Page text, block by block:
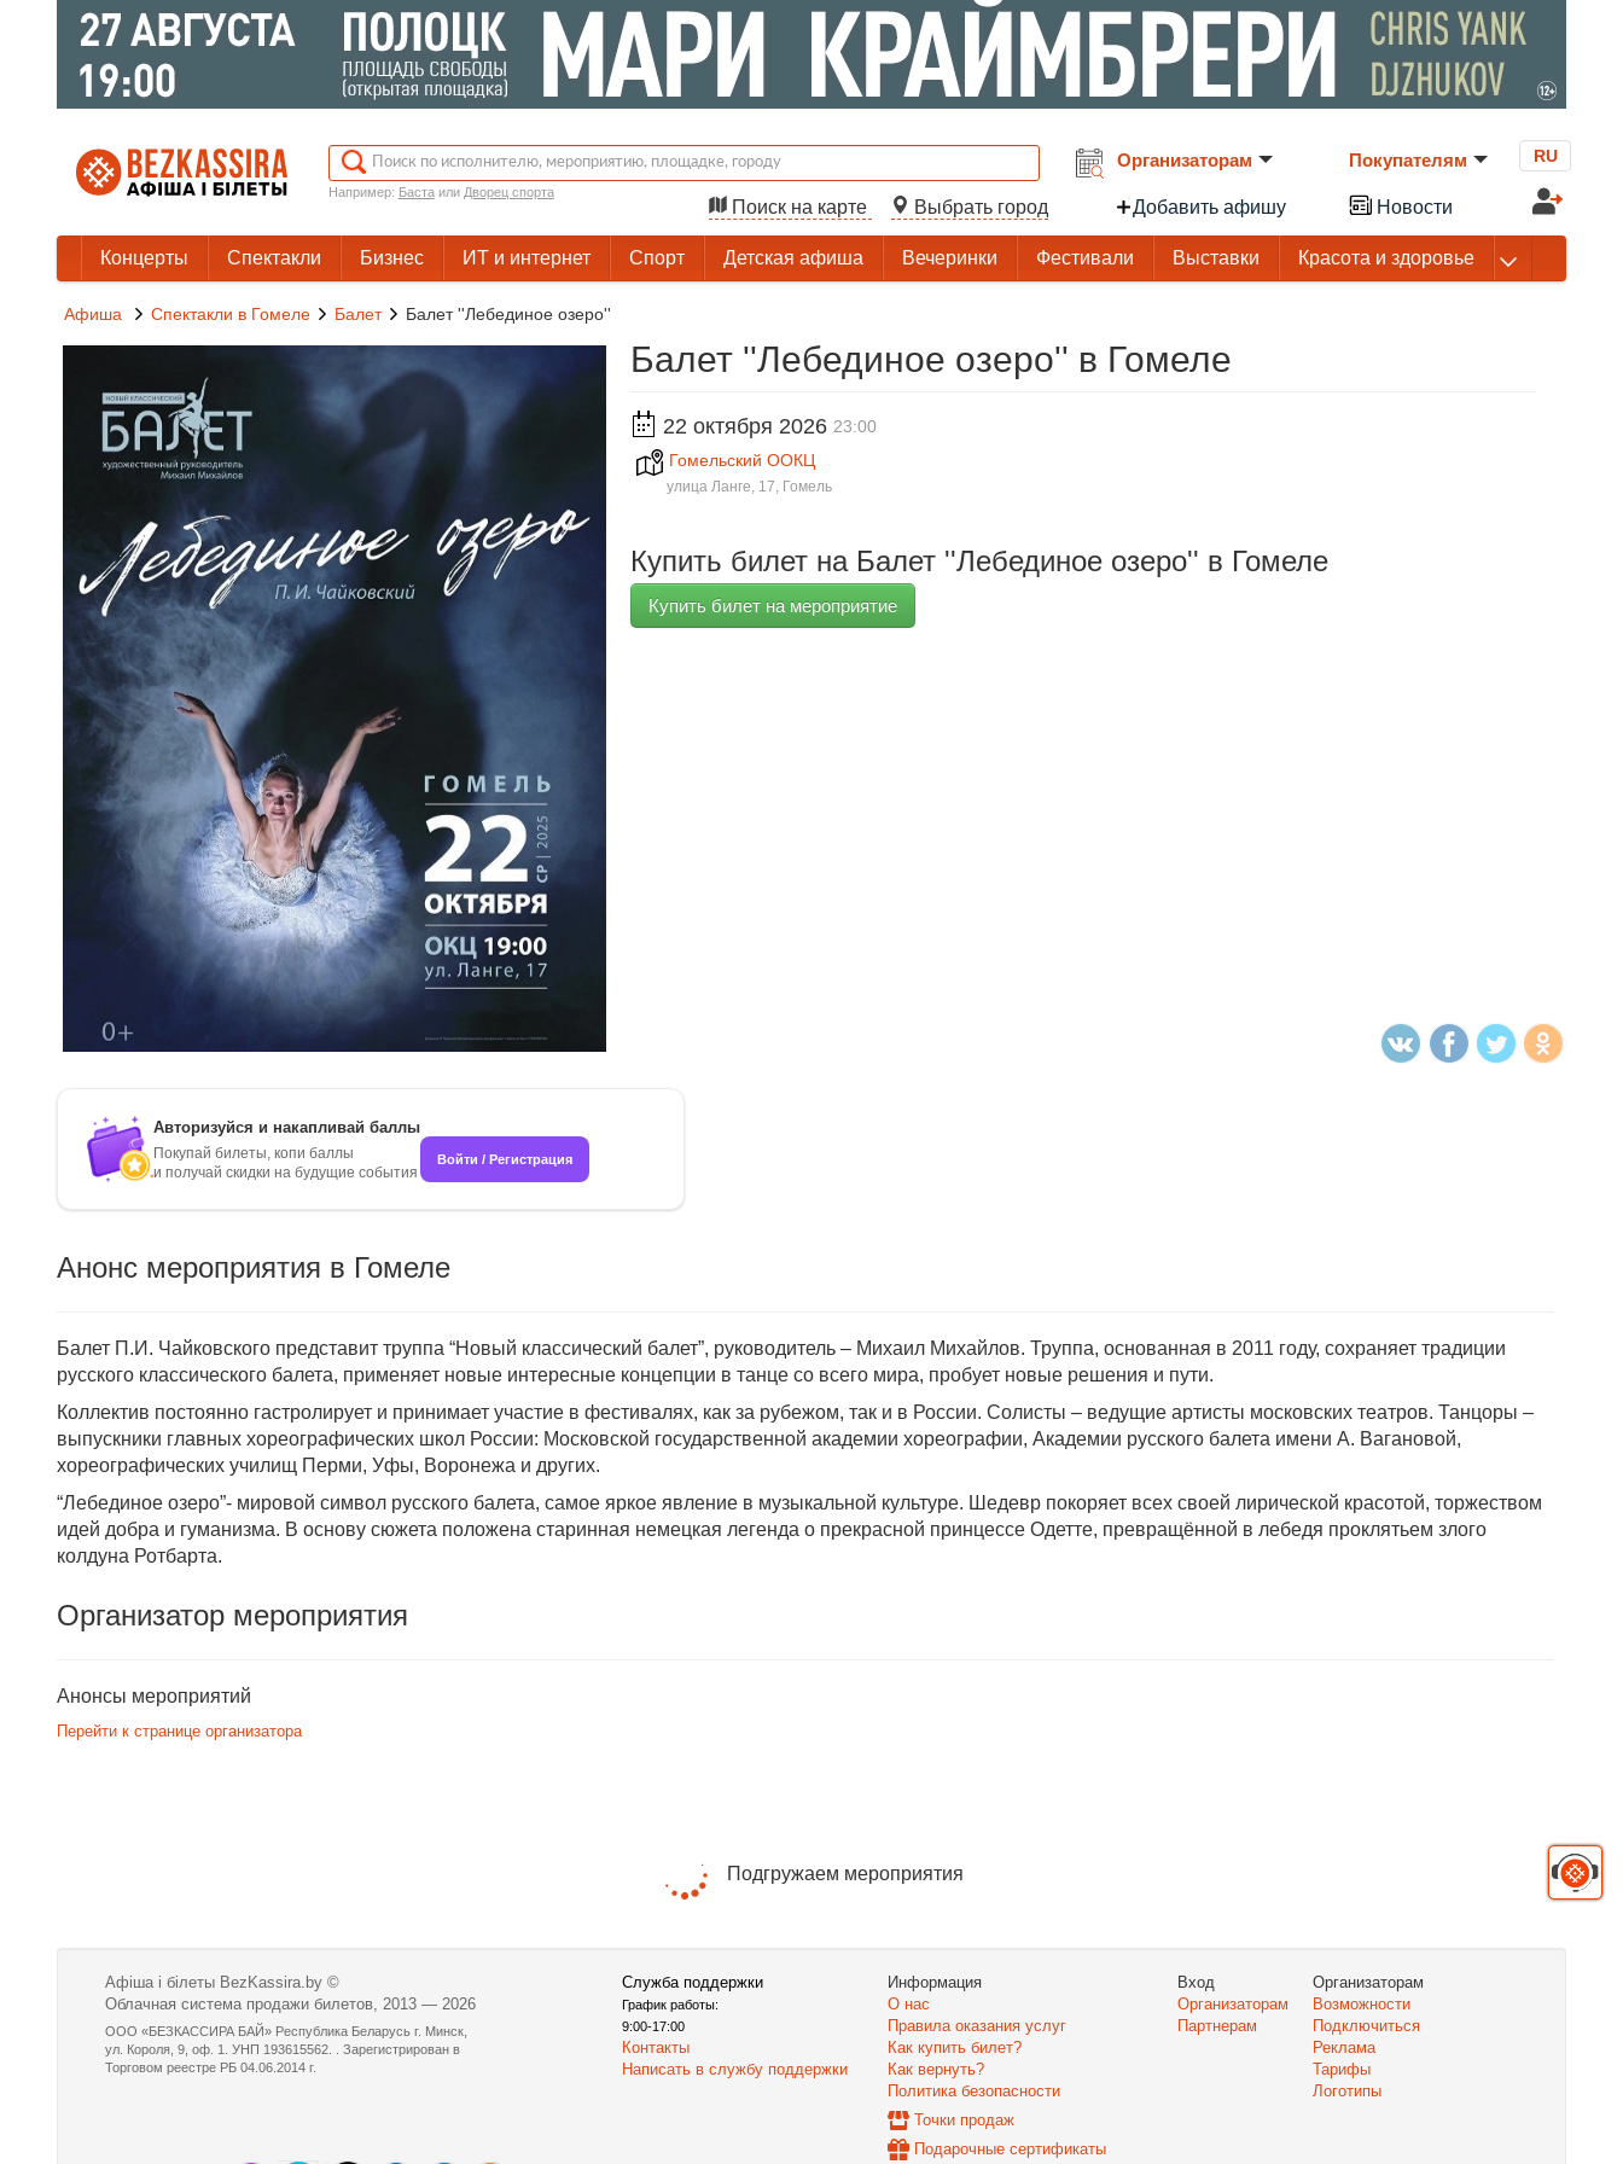
Например: Бастаили Дворец спорта
Поиск на карте Выбрать город
Организаторам
Добавить афишу
Покупателям
Новости
RU
Концерты Спектакли Бизнес ИТ и интернет Спорт Детская афиша Вечеринки Фестивали Выставки Красота и здоровье
Афиша Спектакли в Гомеле Балет Балет ''Лебединое озеро''
Балет ''Лебединое озеро'' в Гомеле
22 октября 2026 23:00
Гомельский ОOКЦ
улица Ланге, 17, Гомель
Купить билет на Балет ''Лебединое озеро'' в Гомеле
Купить билет на мероприятие
Авторизуйся и накапливай баллы
Покупай билеты, копи баллы
и получай скидки на будущие события
Войти / Регистрация
Анонс мероприятия в Гомеле
Балет П.И. Чайковского представит труппа “Новый классический балет”, руководитель – Михаил Михайлов. Труппа, основанная в 2011 году, сохраняет традиции
русского классического балета, применяет новые интересные концепции в танце со всего мира, пробует новые решения и пути.
Коллектив постоянно гастролирует и принимает участие в фестивалях, как за рубежом, так и в России. Солисты – ведущие артисты московских театров. Танцоры –
выпускники главных хореографических школ России: Московской государственной академии хореографии, Академии русского балета имени А. Вагановой,
хореографических училищ Перми, Уфы, Воронежа и других.
“Лебединое озеро”- мировой символ русского балета, самое яркое явление в музыкальной культуре. Шедевр покоряет всех своей лирической красотой, торжеством
идей добра и гуманизма. В основу сюжета положена старинная немецкая легенда о прекрасной принцессе Одетте, превращённой в лебедя проклятьем злого
колдуна Ротбарта.
Организатор мероприятия
Анонсы мероприятий
Перейти к странице организатора
Подгружаем мероприятия
Афіша і білеты BezKassira.by ©
Облачная система продажи билетов, 2013 — 2026
ООО «БЕЗКАССИРА БАЙ» Республика Беларусь г. Минск,
ул. Короля, 9, оф. 1. УНП 193615562. . Зарегистрирован в
Торговом реестре РБ 04.06.2014 г.
Служба поддержки
График работы:
9:00-17:00
Контакты
Написать в службу поддержки
Информация
О нас
Правила оказания услуг
Как купить билет?
Как вернуть?
Политика безопасности
Точки продаж
Подарочные сертификаты
Вход
Организаторам
Партнерам
Организаторам
Возможности
Подключиться
Реклама
Тарифы
Логотипы